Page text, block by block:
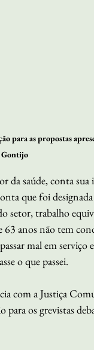
para as propostas
Gontijo
saúde, conta sua
que foi
setor, trabalho
anos não tem
mal em serviço
o que passei.
com a Justiça
para os grevistas